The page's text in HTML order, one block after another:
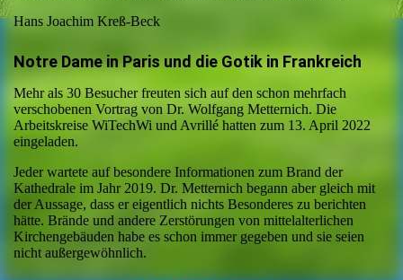
Hans Joachim Kreß-Beck
Notre Dame in Paris und die Gotik in Frankreich
Mehr als 30 Besucher freuten sich auf den schon mehrfach
verschobenen Vortrag von Dr. Wolfgang Metternich. Die
Arbeitskreise WiTechWi und Avrillé hatten zum 13. April 2022
eingeladen.
Jeder wartete auf besondere Informationen zum Brand der
Kathedrale im Jahr 2019. Dr. Metternich begann aber gleich mit
der Aussage, dass er eigentlich nichts Besonderes zu berichten
hätte. Brände und andere Zerstörungen von mittelalterlichen
Kirchengebäuden habe es schon immer gegeben und sie seien
nicht außergewöhnlich.